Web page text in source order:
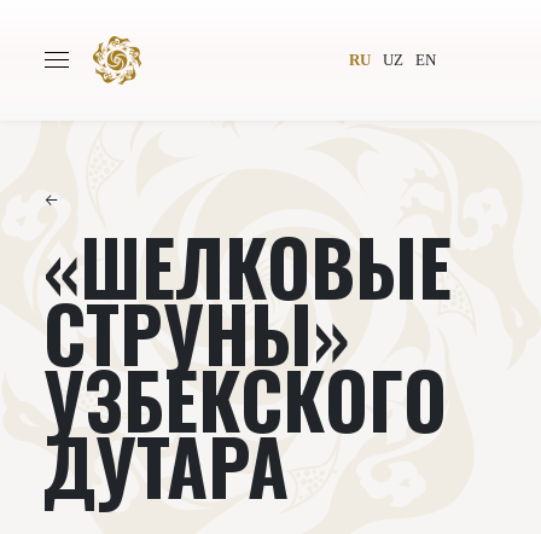
RU UZ EN
Авторы Всемирное общество
Издательство Новости
Проекты Подкасты
Книги Видеолекторий
←
«ШЕЛКОВЫЕ
СТРУНЫ»
УЗБЕКСКОГО
ДУТАРА